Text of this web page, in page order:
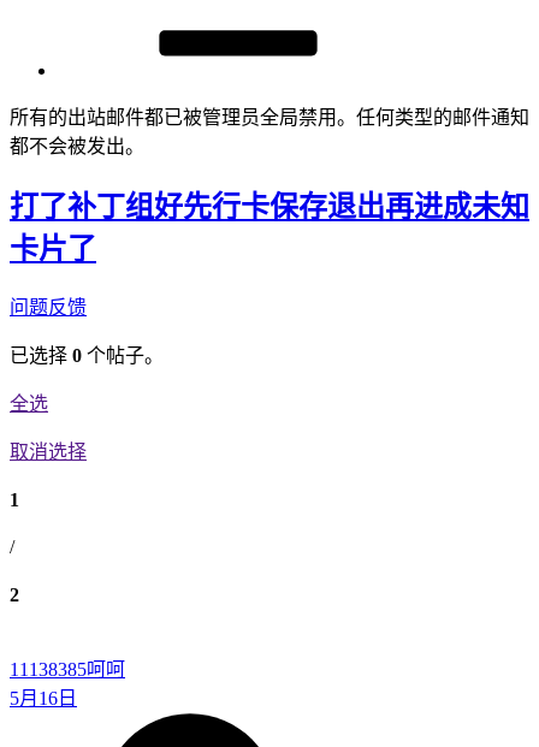
所有的出站邮件都已被管理员全局禁用。任何类型的邮件通知
都不会被发出。
打了补丁组好先行卡保存退出再进成未知
卡片了
问题反馈
已选择 0 个帖子。
全选
取消选择
1
/
2
11138385呵呵
5月16日